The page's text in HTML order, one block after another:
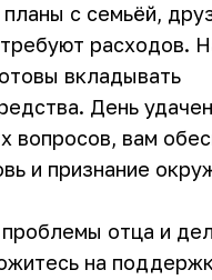
с семьёй,
расходов.
вкладывать
День
вопросов, вам
и признание
отца и
на